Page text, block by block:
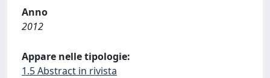
Anno
2012
Appare nelle tipologie:
1.5 Abstract in rivista